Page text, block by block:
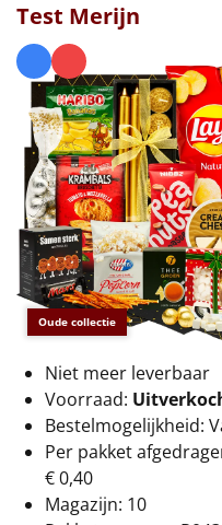
€40 tot €45
€45 tot €50
€50 tot €55
€55 tot €75
€75 tot €100
€100 en hoger
Alle kerstpakketten
Thema
Origineel
Rituals
Oude collectie
Test Merijn
Niet meer leverbaar
Voorraad:
Bestelmogelijkheid:
Per pakket
€ 0,40
Magazijn: 10